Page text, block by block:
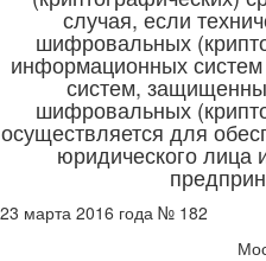
случая, если
шифровальных
информационных
систем,
шифровальных
осуществляется для
юридического лица
23 марта 2016 года № 182